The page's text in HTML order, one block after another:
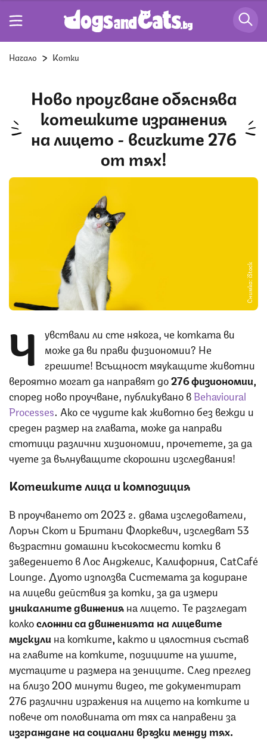
Начало Котки
Ново проучване обяснява
котешките изражения
на лицето - всичките 276
от тях!
Снимка: iStock
Ч
увствали ли сте някога, че котката ви
може да ви прави физиономии? Не
грешите! Всъщност мяукащите животни
вероятно могат да направят до276 физиономии,
според ново проучване, публикувано в ‌Behavioural
Processes‌. Ако се чудите как животно без вежди и
среден размер на главата, може да направи
стотици различни хизиономии, прочетете, за да
чуете за вълнуващите скорошни изследвания!
Котешките лица и композиция
В проучването от 2023 г. двама изследователи,
Лорън Скот и Британи Флоркевич, изследват 53
възрастни домашни късокосмести котки в
заведението в Лос Анджелис, Калифорния, CatCafé
Lounge. Дуото използва Системата за кодиране
на лицеви действия за котки, за да измери
уникалните движенияна лицето. Те разгледат
колкосложни са движенията на лицевите
мускули на котките както и цялостния състав
на главите на котките, позициите на ушите,
мустаците и размера на зениците. След преглед
на близо 200 минути видео, те документират
276 различни изражения на лицето на котките и
повече от половината от тях са направени за
изграждане на социални връзки между тях.